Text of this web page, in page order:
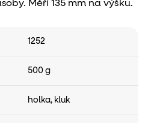
Měří 135 mm na výšku.
1252
500 g
holka, kluk